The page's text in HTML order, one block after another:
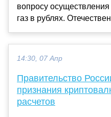
вопросу осуществления
газ в рублях.
14:30, 07 Апр
Правительство
признания
расчетов